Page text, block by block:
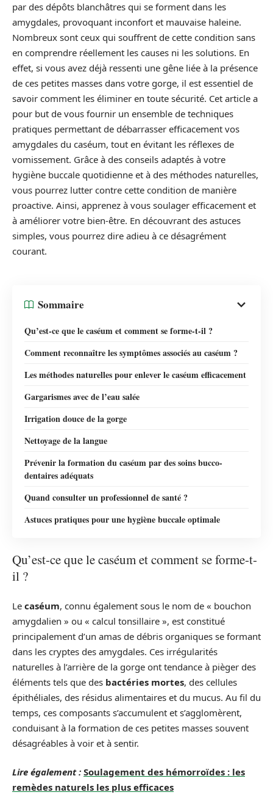
par des dépôts blanchâtres qui se forment dans les
amygdales, provoquant inconfort et mauvaise haleine.
Nombreux sont ceux qui souffrent de cette condition sans
en comprendre réellement les causes ni les solutions. En
effet, si vous avez déjà ressenti une gêne liée à la présence
de ces petites masses dans votre gorge, il est essentiel de
savoir comment les éliminer en toute sécurité. Cet article a
pour but de vous fournir un ensemble de techniques
pratiques permettant de débarrasser efficacement vos
amygdales du caséum, tout en évitant les réflexes de
vomissement. Grâce à des conseils adaptés à votre
hygiène buccale quotidienne et à des méthodes naturelles,
vous pourrez lutter contre cette condition de manière
proactive. Ainsi, apprenez à vous soulager efficacement et
à améliorer votre bien-être. En découvrant des astuces
simples, vous pourrez dire adieu à ce désagrément
courant.
Sommaire
Qu’est-ce que le caséum et comment se forme-t-il ?
Comment reconnaître les symptômes associés au caséum ?
Les méthodes naturelles pour enlever le caséum efficacement
Gargarismes avec de l’eau salée
Irrigation douce de la gorge
Nettoyage de la langue
Prévenir la formation du caséum par des soins bucco-
dentaires adéquats
Quand consulter un professionnel de santé ?
Astuces pratiques pour une hygiène buccale optimale
Qu’est-ce que le caséum et comment se forme-t-
il ?
Le caséum, connu également sous le nom de « bouchon
amygdalien » ou « calcul tonsillaire », est constitué
principalement d’un amas de débris organiques se formant
dans les cryptes des amygdales. Ces irrégularités
naturelles à l’arrière de la gorge ont tendance à pièger des
éléments tels que des bactéries mortes, des cellules
épithéliales, des résidus alimentaires et du mucus. Au fil du
temps, ces composants s’accumulent et s’agglomèrent,
conduisant à la formation de ces petites masses souvent
désagréables à voir et à sentir.
Lire également : Soulagement des hémorroïdes : les
remèdes naturels les plus efficaces